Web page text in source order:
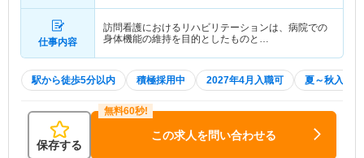
仕事内容
訪問看護におけるリハビリテーションは、病院での
身体機能の維持を目的としたものと…
駅から徒歩5分以内 積極採用中 2027年4月入職可 夏～秋入職可
保存する
この求人を問い合わせる